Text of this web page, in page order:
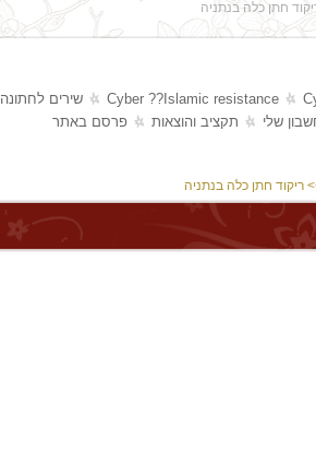
חתן כלה בנתניה
Cyber ??Islamic resistance שירים לחתונה
שלי תקציב והוצאות פרסם באתר
ריקוד חתן כלה בנתניה